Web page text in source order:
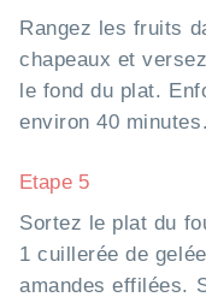
Rangez les fruits
chapeaux et
le fond du plat.
environ 40 minutes.
Etape 5
Sortez le plat du
1 cuillerée de
amandes effilées.